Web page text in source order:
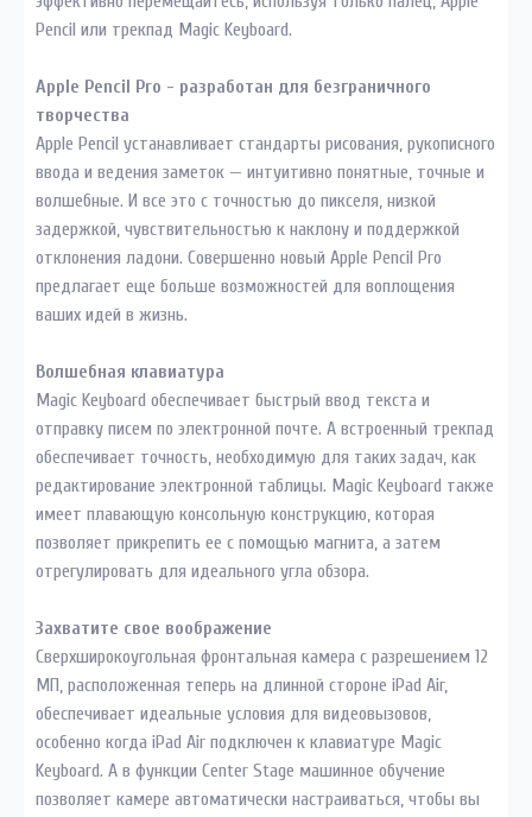
Pencil или трекпад Magic Keyboard.
Apple Pencil Pro - разработан для безграничного
творчества
Apple Pencil устанавливает стандарты рисования, рукописного
ввода и ведения заметок — интуитивно понятные, точные и
волшебные. И все это с точностью до пикселя, низкой
задержкой, чувствительностью к наклону и поддержкой
отклонения ладони. Совершенно новый Apple Pencil Pro
предлагает еще больше возможностей для воплощения
ваших идей в жизнь.
Волшебная клавиатура
Magic Keyboard обеспечивает быстрый ввод текста и
отправку писем по электронной почте. А встроенный трекпад
обеспечивает точность, необходимую для таких задач, как
редактирование электронной таблицы. Magic Keyboard также
имеет плавающую консольную конструкцию, которая
позволяет прикрепить ее с помощью магнита, а затем
отрегулировать для идеального угла обзора.
Захватите свое воображение
Сверхширокоугольная фронтальная камера с разрешением 12
МП, расположенная теперь на длинной стороне iPad Air,
обеспечивает идеальные условия для видеовызовов,
особенно когда iPad Air подключен к клавиатуре Magic
Keyboard. А в функции Center Stage машинное обучение
позволяет камере автоматически настраиваться, чтобы вы